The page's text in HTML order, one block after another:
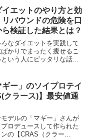
手軽に摂取できるスティッ
ーなの...
イエットのやり方と効
バウンドの危険を口
検証した結果とは？
なダイエットを実践して
かりでまったく痩せるこ
いう人にピッタリな話題
とてもシンプルでストレ
め継続しやすいと評判にな
ダイエット法です。今回
のやり方と効果をご紹介
ー」のソイプロテイ
クラース)】最安値通
デルの「マギー」さんが
ロデュースして作られた
の【CRAS（クラー